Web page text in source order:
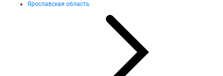
Ярославская область